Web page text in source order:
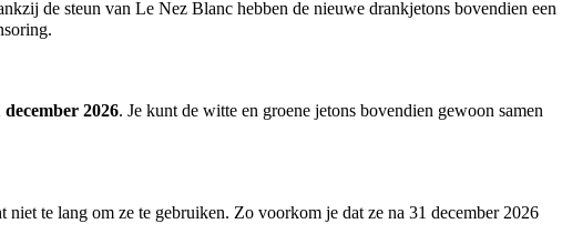
de steun van Le Nez Blanc hebben de nieuwe drankjetons bovendien een
2026. Je kunt de witte en groene jetons bovendien gewoon samen
te lang om ze te gebruiken. Zo voorkom je dat ze na 31 december 2026